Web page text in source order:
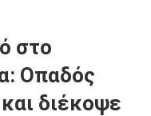
στο
Οπαδός
διέκοψε